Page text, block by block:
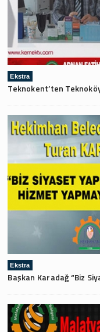
Ekstra
Teknokent’ten
Ekstra